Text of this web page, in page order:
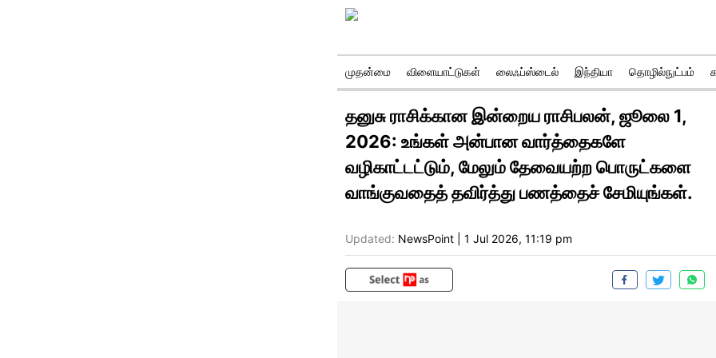
முதன்மை விளையாட்டுகள் லைஃப்ஸ்டைல் இந்தியா தொழில்நுட்பம்
தனுசு ராசிக்கான இன்றைய ராசிபலன், ஜூலை 1,
2026: உங்கள் அன்பான வார்த்தைகளே
வழிகாட்டட்டும், மேலும் தேவையற்ற பொருட்களை
வாங்குவதைத் தவிர்த்து பணத்தைச் சேமியுங்கள்.
Updated: NewsPoint 1 Jul 2026, 11:19 pm